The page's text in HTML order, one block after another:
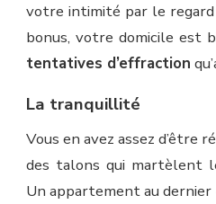
votre intimité par le regard
bonus, votre domicile est
tentatives d’effraction
La tranquillité
Vous en avez assez d’être
des talons qui martèlent
Un appartement au